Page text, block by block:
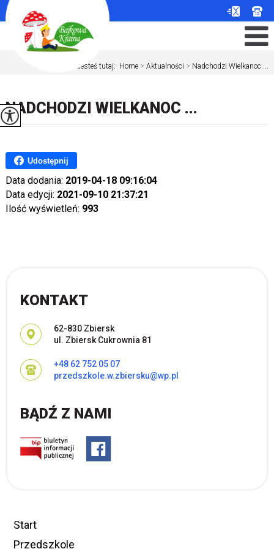
Jesteś tutaj: Home > Aktualności > Nadchodzi Wielkanoc ...
NADCHODZI WIELKANOC ...
Udostępnij
Data dodania: 2019-04-18 09:16:04
Data edycji: 2021-09-10 21:37:21
Ilość wyświetleń: 993
KONTAKT
Adres pocztowy:
62-830 Zbiersk
ul. Zbiersk Cukrownia 81
+48 62 752 05 07
przedszkole.w.zbiersku@wp.pl
BĄDŹ Z NAMI
Start
Przedszkole